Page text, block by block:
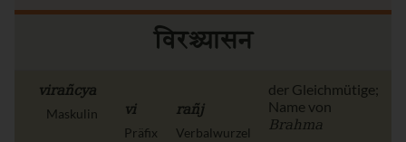
विरञ्च्यासन
virañcya
Maskulin vi
Präfix
rañj
Verbalwurzel
der Gleichmütige;
Name von
Brahma